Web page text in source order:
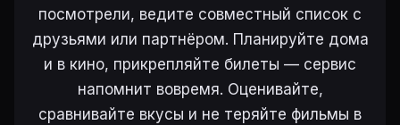
посмотрели, ведите совместный список с
друзьями или партнёром. Планируйте дома
и в кино, прикрепляйте билеты — сервис
напомнит вовремя. Оценивайте,
сравнивайте вкусы и не теряйте фильмы в